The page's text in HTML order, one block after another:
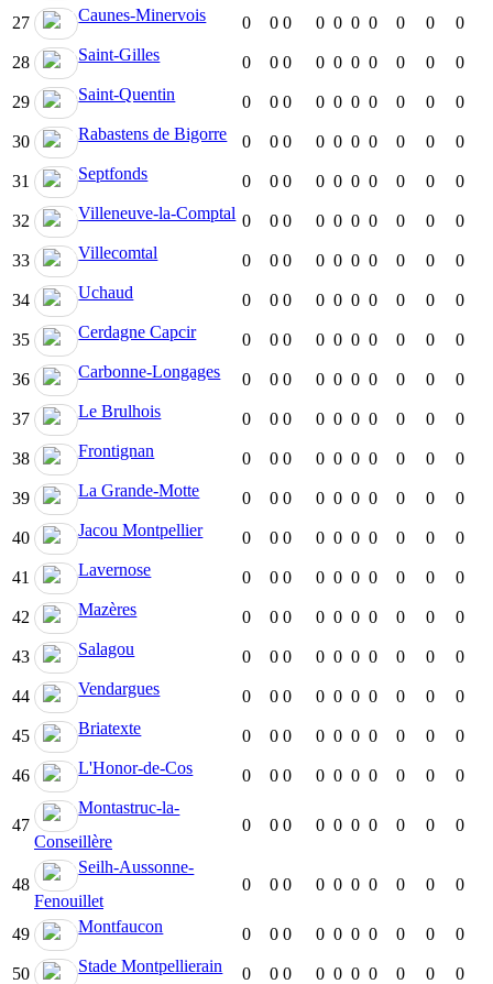
27 Caunes-Minervois 0 0 0 0 0 0 0 0 0 0
28 Saint-Gilles 0 0 0 0 0 0 0 0 0 0
29 Saint-Quentin 0 0 0 0 0 0 0 0 0 0
30 Rabastens de Bigorre 0 0 0 0 0 0 0 0 0 0
31 Septfonds 0 0 0 0 0 0 0 0 0 0
32 Villeneuve-la-Comptal 0 0 0 0 0 0 0 0 0 0
33 Villecomtal 0 0 0 0 0 0 0 0 0 0
34 Uchaud 0 0 0 0 0 0 0 0 0 0
35 Cerdagne Capcir 0 0 0 0 0 0 0 0 0 0
36 Carbonne-Longages 0 0 0 0 0 0 0 0 0 0
37 Le Brulhois 0 0 0 0 0 0 0 0 0 0
38 Frontignan 0 0 0 0 0 0 0 0 0 0
39 La Grande-Motte 0 0 0 0 0 0 0 0 0 0
40 Jacou Montpellier 0 0 0 0 0 0 0 0 0 0
41 Lavernose 0 0 0 0 0 0 0 0 0 0
42 Mazères 0 0 0 0 0 0 0 0 0 0
43 Salagou 0 0 0 0 0 0 0 0 0 0
44 Vendargues 0 0 0 0 0 0 0 0 0 0
45 Briatexte 0 0 0 0 0 0 0 0 0 0
46 L'Honor-de-Cos 0 0 0 0 0 0 0 0 0 0
47
Montastruc-la-
Conseillère
0 0 0 0 0 0 0 0 0 0
48
Seilh-Aussonne-
Fenouillet
0 0 0 0 0 0 0 0 0 0
49 Montfaucon 0 0 0 0 0 0 0 0 0 0
50 Stade Montpellierain 0 0 0 0 0 0 0 0 0 0